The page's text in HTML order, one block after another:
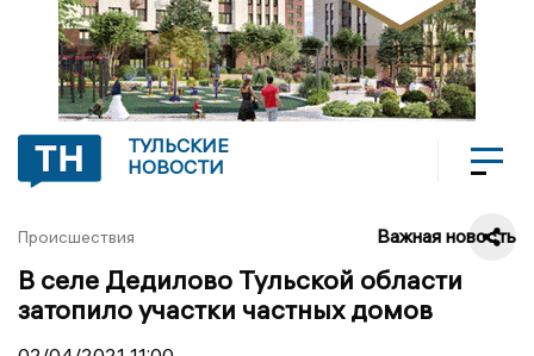
ТУЛЬСКИЕ
НОВОСТИ
Происшествия Важная новость
В селе Дедилово Тульской области
затопило участки частных домов